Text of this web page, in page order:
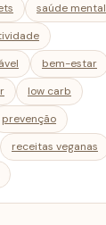
saúde mental
bem-estar
low carb
prevenção
receitas veganas